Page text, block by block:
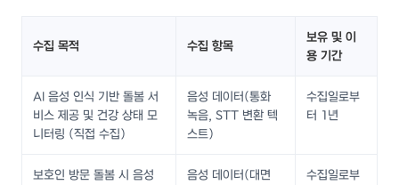
수집 목적 수집 항목
보유 및 이
용 기간
AI 음성 인식 기반 돌봄 서
비스 제공 및 건강 상태 모
니터링 (직접 수집)
음성 데이터(통화
녹음, STT 변환 텍
스트)
수집일로부
터 1년
보호인 방문 돌봄 시 음성
음성 데이터(대면
수집일로부